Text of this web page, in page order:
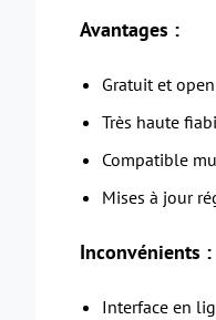
Avantages :
Gratuit et
Très haute
Compatible
Mises à jour
Inconvénients :
Interface en